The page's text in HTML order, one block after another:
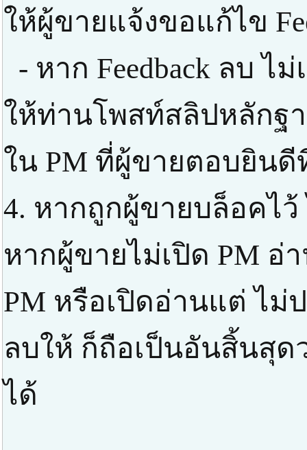
ให้ผู้ขายแจ้งขอแก้ไข
- หาก Feedback ลบ ไ
ให้ท่านโพสท์สลิปหลักฐ
ใน PM ที่ผู้ขายตอบยินดี
4. หากถูกผู้ขายบล็อคไว้
หากผู้ขายไม่เปิด PM อ่
PM หรือเปิดอ่านแต่ ไม่
ลบให้ ก็ถือเป็นอันสิ้นสุด
ได้